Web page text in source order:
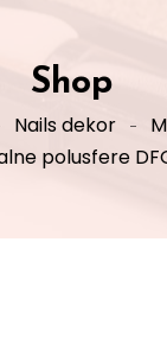
Shop
Nails dekor
polusfere